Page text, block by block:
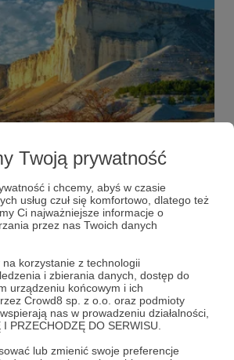
Twoją prywatność
i chcemy, abyś w czasie
usług czuł się komfortowo, dlatego też
Ci najważniejsze informacje o
przez nas Twoich danych
korzystanie z technologii
i zbierania danych, dostęp do
urządzeniu końcowym i ich
Crowd8 sp. z o.o. oraz podmioty
nas w prowadzeniu działalności,
PRZECHODZĘ DO SERWISU.
lub zmienić swoje preferencje
2
20–26.06.2026
i zmierzamy w niedobrym kierunku”
z ubiegłotygodniowego spotkania
polityce handlowej Unii
Wojciech Jerzy Kittel Weekly Brief